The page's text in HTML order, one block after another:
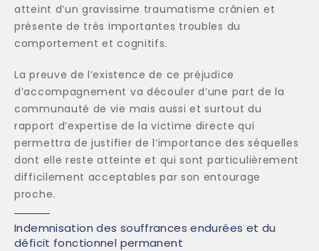
atteint d’un gravissime traumatisme crânien et
présente de très importantes troubles du
comportement et cognitifs.
La preuve de l’existence de ce préjudice
d’accompagnement va découler d’une part de la
communauté de vie mais aussi et surtout du
rapport d’expertise de la victime directe qui
permettra de justifier de l’importance des séquelles
dont elle reste atteinte et qui sont particulièrement
difficilement acceptables par son entourage
proche.
Indemnisation des souffrances endurées et du
déficit fonctionnel permanent